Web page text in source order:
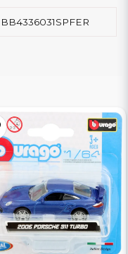
BB4336031SPFER